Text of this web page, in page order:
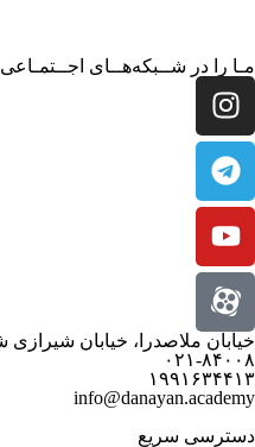
مـا را در شــبکه‌هــای اجــتمـاعی
خیابان ملاصدرا، خیابان شیرازی
۰۲۱-۸۴۰۰۸
۱۹۹۱۶۳۴۴۱۳
info@danayan.academy
دسترسی سریع